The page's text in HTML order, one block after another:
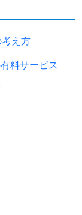
え方
料サービス